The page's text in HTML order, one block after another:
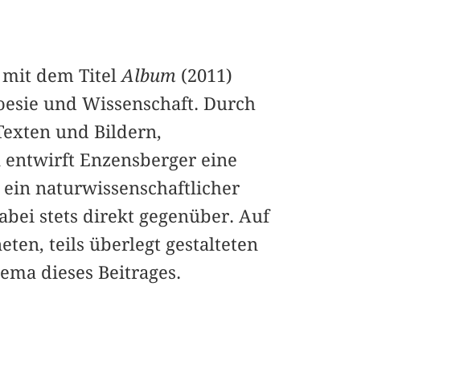
mit dem Titel Album (2011)
und Wissenschaft. Durch
und Bildern,
Enzensberger eine
ein naturwissenschaftlicher
stets direkt gegenüber. Auf
teils überlegt gestalteten
dieses Beitrages.